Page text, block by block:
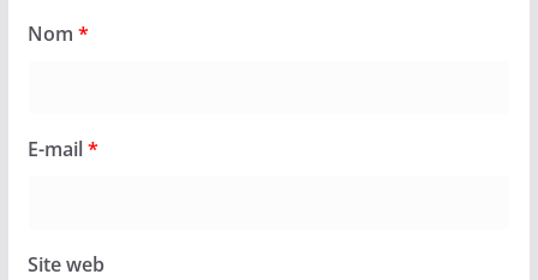
Nom *
E-mail*
Site web